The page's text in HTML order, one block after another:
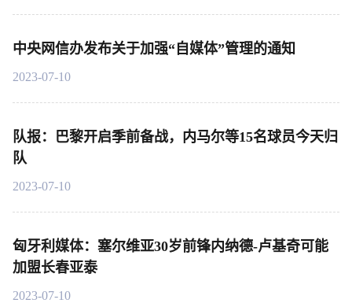
中央网信办发布关于加强“自媒体”管理的通知
2023-07-10
队报：巴黎开启季前备战，内马尔等15名球员今天归
队
2023-07-10
匈牙利媒体：塞尔维亚30岁前锋内纳德-卢基奇可能
加盟长春亚泰
2023-07-10